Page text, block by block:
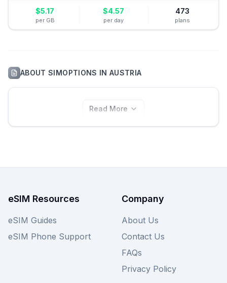
$5.17
per GB
$4.57
per day
473
plans
ABOUTSIMOPTIONS INAUSTRIA
Read More
eSIM Resources
eSIM Guides
eSIM Phone Support
Company
About Us
Contact Us
FAQs
Privacy Policy